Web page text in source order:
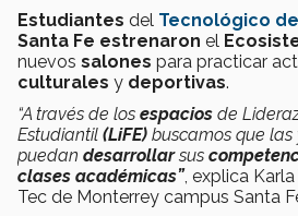
Estudiantes del Tecnológico
Santa Fe estrenaron el
nuevos salones para practicar
culturales y deportivas.
“A través de los espacios de
Estudiantil (LiFE) buscamos que las
puedan desarrollarsus
clases académicas”, explica
Tec de Monterrey campus Santa